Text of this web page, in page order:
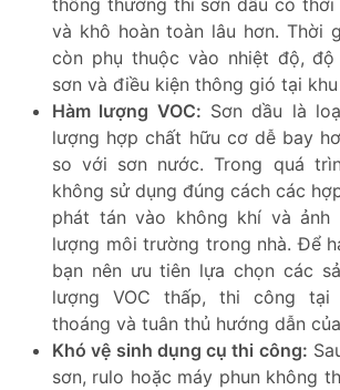
và khô hoàn toàn lâu hơn. Thời
còn phụ thuộc vào nhiệt độ,
sơn và điều kiện thông gió tại
Hàm lượng VOC: Sơn dầu là
lượng hợp chất hữu cơ dễ bay
so với sơn nước. Trong quá
không sử dụng đúng cách các
phát tán vào không khí và ảnh
lượng môi trường trong nhà. Để
bạn nên ưu tiên lựa chọn các
lượng VOC thấp, thi công tại
thoáng và tuân thủ hướng dẫn
Khó vệ sinh dụng cụ thi công:
sơn, rulo hoặc máy phun không